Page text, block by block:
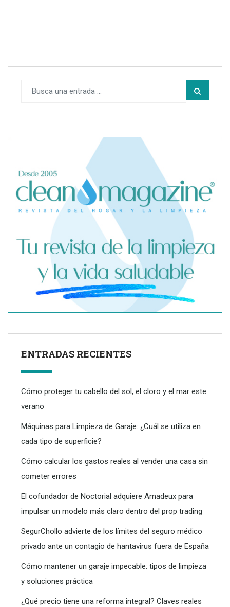
SegurChollo advierte de los límites del seguro médico
privado ante un contagio de hantavirus fuera de España
Dreame advierte: no todos los purificadores de aire son
eficaces contra la alergia
ENTRADAS RECIENTES
Cómo proteger tu cabello del sol, el cloro y el mar este
verano
Máquinas para Limpieza de Garaje: ¿Cuál se utiliza en
cada tipo de superficie?
Cómo calcular los gastos reales al vender una casa sin
cometer errores
El cofundador de Noctorial adquiere Amadeux para
impulsar un modelo más claro dentro del prop trading
SegurChollo advierte de los límites del seguro médico
privado ante un contagio de hantavirus fuera de España
Cómo mantener un garaje impecable: tipos de limpieza
y soluciones práctica
¿Qué precio tiene una reforma integral? Claves reales